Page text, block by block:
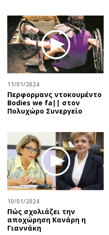
11/01/2024
Περφορμανς ντοκουμέντο
Bodies we fa|| στον
Πολυχώρο Συνεργείο
10/01/2024
Πώς σχολιάζει την
αποχώρηση Κανάρη η
Γιαννάκη